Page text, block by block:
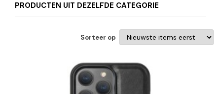
PRODUCTEN UIT DEZELFDE CATEGORIE
Sorteer op